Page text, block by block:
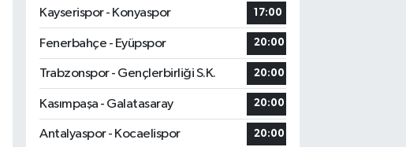
Kayserispor - Konyaspor
17:00
Fenerbahçe - Eyüpspor 20:00
Trabzonspor - Gençlerbirliği S.K. 20:00
Kasımpaşa - Galatasaray 20:00
Antalyaspor - Kocaelispor 20:00